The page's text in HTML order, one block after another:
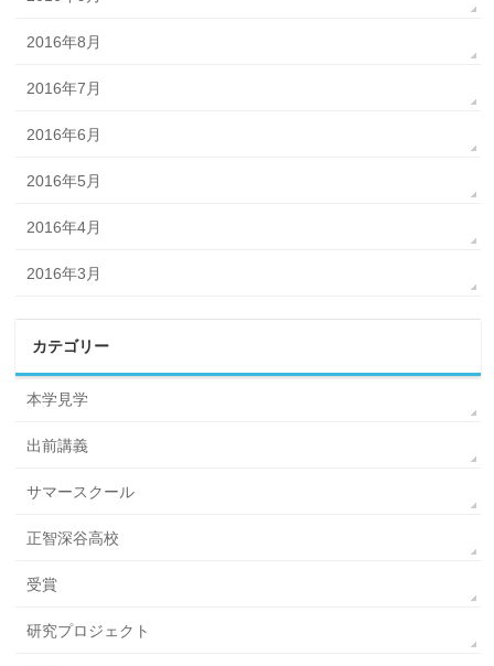
2016年8月
2016年7月
2016年6月
2016年5月
2016年4月
2016年3月
カテゴリー
本学見学
出前講義
サマースクール
正智深谷高校
受賞
研究プロジェクト